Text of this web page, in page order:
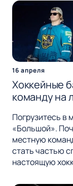
16 апреля
Хоккейные
команду на
Погрузитесь в
«Большой».
местную
стать частью
настоящую